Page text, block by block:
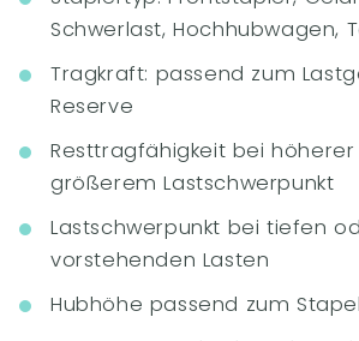
Schwerlast, Hochhubwagen,
Tragkraft: passend zum
Reserve
Resttragfähigkeit bei
größerem Lastschwerpunkt
Lastschwerpunkt bei tiefen
vorstehenden Lasten
Hubhöhe passend zum